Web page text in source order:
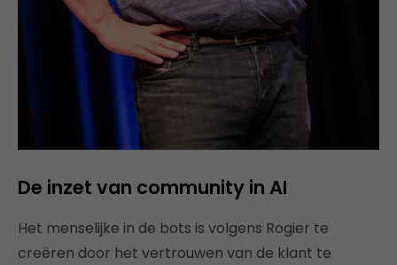
De inzet van community in AI
Het menselijke in de bots is volgens Rogier te
creëren door het vertrouwen van de klant te